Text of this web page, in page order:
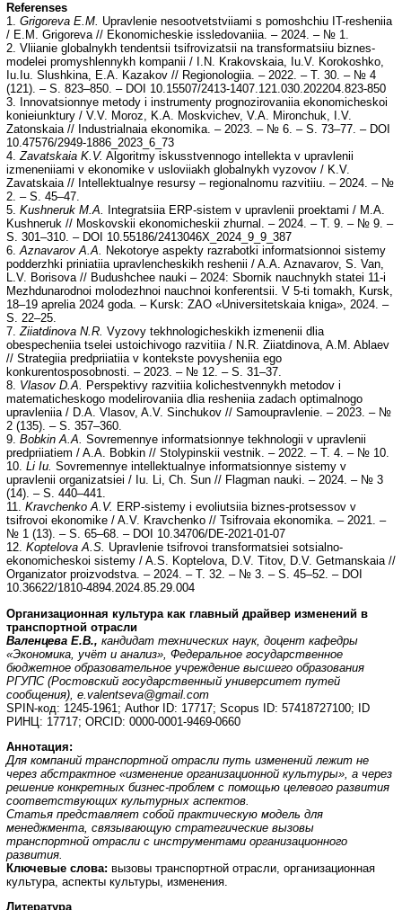
Referenses
1. Grigoreva E.M. Upravlenie nesootvetstviiami s pomoshchiu IT-resheniia
/ E.M. Grigoreva // Ekonomicheskie issledovaniia. – 2024. – № 1.
2. Vliianie globalnykh tendentsii tsifrovizatsii na transformatsiiu biznes-
modelei promyshlennykh kompanii / I.N. Krakovskaia, Iu.V. Korokoshko,
Iu.Iu. Slushkina, E.A. Kazakov // Regionologiia. – 2022. – T. 30. – № 4
(121). – S. 823–850. – DOI 10.15507/2413-1407.121.030.202204.823-850
3. Innovatsionnye metody i instrumenty prognozirovaniia ekonomicheskoi
konieiunktury / V.V. Moroz, K.A. Moskvichev, V.A. Mironchuk, I.V.
Zatonskaia // Industrialnaia ekonomika. – 2023. – № 6. – S. 73–77. – DOI
10.47576/2949-1886_2023_6_73
4.Zavatskaia K.V. Algoritmy iskusstvennogo intellekta v upravlenii
izmeneniiami v ekonomike v usloviiakh globalnykh vyzovov / K.V.
Zavatskaia // Intellektualnye resursy – regionalnomu razvitiiu. – 2024. – №
2. – S. 45–47.
5. Kushneruk M.A.
Integratsiia ERP-sistem v upravlenii proektami / M.A.
Kushneruk // Moskovskii ekonomicheskii zhurnal. – 2024. – T. 9. – № 9. –
S. 301–310. – DOI 10.55186/2413046X_2024_9_9_387
6.Aznavarov A.A. Nekotorye aspekty razrabotki informatsionnoi sistemy
podderzhki priniatiia upravlencheskikh reshenii / A.A. Aznavarov, S. Van,
L.V. Borisova // Budushchee nauki – 2024: Sbornik nauchnykh statei 11-i
Mezhdunarodnoi molodezhnoi nauchnoi konferentsii. V 5-ti tomakh, Kursk,
18–19 aprelia 2024 goda. – Kursk: ZAO «Universitetskaia kniga», 2024. –
S. 22–25.
7.Ziiatdinova N.R. Vyzovy tekhnologicheskikh izmenenii dlia
obespecheniia tselei ustoichivogo razvitiia / N.R. Ziiatdinova, A.M. Ablaev
// Strategiia predpriiatiia v kontekste povysheniia ego
konkurentosposobnosti. – 2023. – № 12. – S. 31–37.
8. Vlasov D.A. Perspektivy razvitiia kolichestvennykh metodov i
matematicheskogo modelirovaniia dlia resheniia zadach optimalnogo
upravleniia / D.A. Vlasov, A.V. Sinchukov // Samoupravlenie. – 2023. – №
2 (135). – S. 357–360.
9. Bobkin A.A. Sovremennye informatsionnye tekhnologii v upravlenii
predpriiatiem / A.A. Bobkin // Stolypinskii vestnik. – 2022. – T. 4. – № 10.
10. Li Iu. Sovremennye intellektualnye informatsionnye sistemy v
upravlenii organizatsiei / Iu. Li, Ch. Sun // Flagman nauki. – 2024. – № 3
(14). – S. 440–441.
11. Kravchenko A.V. ERP-sistemy i evoliutsiia biznes-protsessov v
tsifrovoi ekonomike / A.V. Kravchenko // Tsifrovaia ekonomika. – 2021. –
№ 1 (13). – S. 65–68. – DOI 10.34706/DE-2021-01-07
12. Koptelova A.S. Upravlenie tsifrovoi transformatsiei sotsialno-
ekonomicheskoi sistemy / A.S. Koptelova, D.V. Titov, D.V. Getmanskaia //
Organizator proizvodstva. – 2024. – T. 32. – № 3. – S. 45–52. – DOI
10.36622/1810-4894.2024.85.29.004
Организационная культура как главный драйвер изменений в
транспортной отрасли
Валенцева Е.В., кандидат технических наук, доцент кафедры
«Экономика, учёт и анализ», Федеральное государственное
бюджетное образовательное учреждение высшего образования
РГУПС (Ростовский государственный университет путей
сообщения), e valentseva@gmail com
SPIN-код: 1245-1961; Author ID: 17717; Scopus ID: 57418727100; ID
РИНЦ: 17717; ORCID: 0000-0001-9469-0660
Аннотация:
Для компаний транспортной отрасли путь изменений лежит не
через абстрактное «изменение организационной культуры», а через
решение конкретных бизнес-проблем с помощью целевого развития
соответствующих культурных аспектов.
Статья представляет собой практическую модель для
менеджмента, связывающую стратегические вызовы
транспортной отрасли с инструментами организационного
развития.
Ключевые слова: вызовы транспортной отрасли, организационная
культура, аспекты культуры, изменения.
Литература